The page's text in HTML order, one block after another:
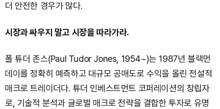
더 안전한 경우가 많다.
시장과 싸우지 말고 시장을 따라가라.
폴 튜더 존스(Paul Tudor Jones, 1954~)는 1987년 블랙먼
데이를 정확히 예측하고 대규모 공매도로 수익을 올린 전설적
매크로 트레이더다. 튜더 인베스트먼트 코퍼레이션의 창립자
로, 기술적 분석과 글로벌 매크로 전략을 결합한 투자로 유명